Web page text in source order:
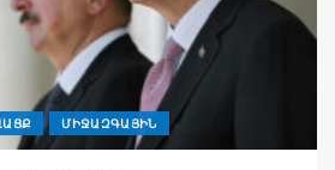
ՄԻՋԱԶԳԱՅԻՆ